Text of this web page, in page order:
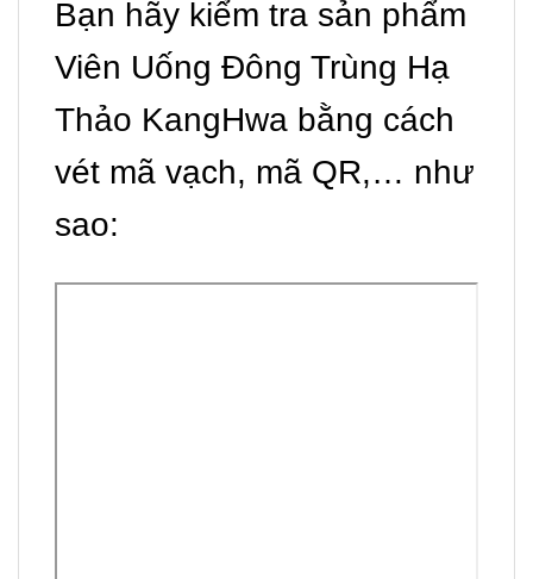
Bạn hãy kiểm tra sản phẩm
Viên Uống Đông Trùng Hạ
Thảo KangHwa bằng cách
vét mã vạch, mã QR,… như
sao: